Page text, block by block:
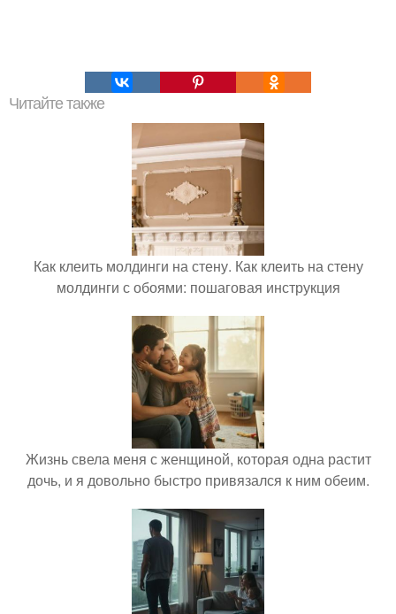
Читайте также
Как клеить молдинги на стену. Как клеить на стену
молдинги с обоями: пошаговая инструкция
Жизнь свела меня с женщиной, которая одна растит
дочь, и я довольно быстро привязался к ним обеим.